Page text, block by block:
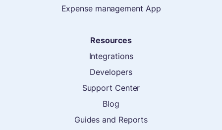
Expense management App
Resources
Integrations
Developers
Support Center
Blog
Guides and Reports